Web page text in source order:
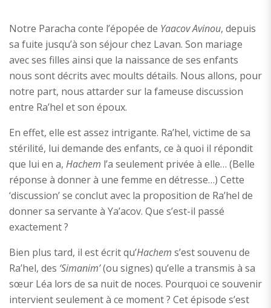
Notre Paracha conte l’épopée de Yaacov Avinou, depuis
sa fuite jusqu’à son séjour chez Lavan. Son mariage
avec ses filles ainsi que la naissance de ses enfants
nous sont décrits avec moults détails. Nous allons, pour
notre part, nous attarder sur la fameuse discussion
entre Ra’hel et son époux.
En effet, elle est assez intrigante. Ra’hel, victime de sa
stérilité, lui demande des enfants, ce à quoi il répondit
que lui en a, Hachem l’a seulement privée à elle… (Belle
réponse à donner à une femme en détresse…) Cette
‘discussion’ se conclut avec la proposition de Ra’hel de
donner sa servante à Ya’acov. Que s’est-il passé
exactement ?
Bien plus tard, il est écrit qu’Hachem s’est souvenu de
Ra’hel, des ‘Simanim’(ou signes) qu’elle a transmis à sa
sœur Léa lors de sa nuit de noces. Pourquoi ce souvenir
intervient seulement à ce moment ? Cet épisode s’est